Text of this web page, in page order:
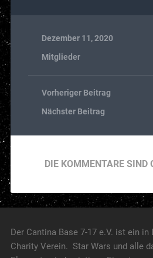
Dezember 11, 2020
Mitglieder
Vorheriger Beitrag
Nächster Beitrag
DIE KOMMENTARE SIND
Der Cantina Base 7-17 e.V. ist ein
Charity Verein. Star Wars und alle